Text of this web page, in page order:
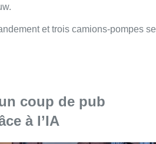
et trois camions-pompes se
coup de pub
à l’IA